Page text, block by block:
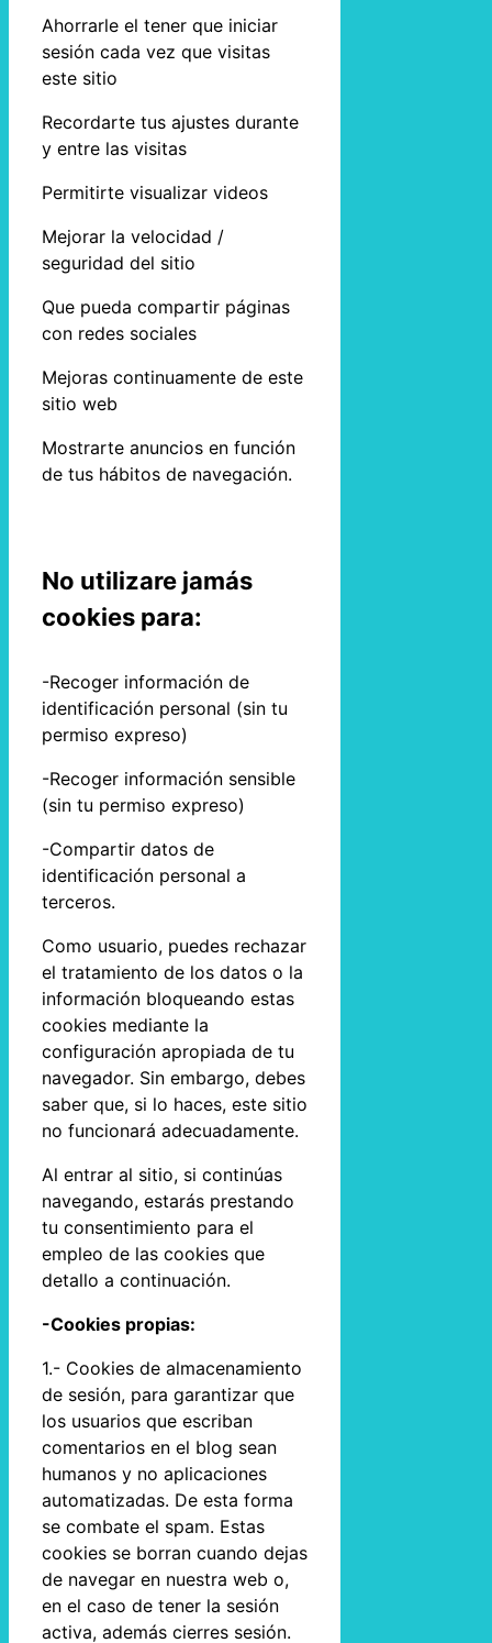
Ahorrarle el tener que iniciar
sesión cada vez que visitas
este sitio
Recordarte tus ajustes durante
y entre las visitas
Permitirte visualizar videos
Mejorar la velocidad /
seguridad del sitio
Que pueda compartir páginas
con redes sociales
Mejoras continuamente de este
sitio web
Mostrarte anuncios en función
de tus hábitos de navegación.
No utilizare jamás
cookies para:
-Recoger información de
identificación personal (sin tu
permiso expreso)
-Recoger información sensible
(sin tu permiso expreso)
-Compartir datos de
identificación personal a
terceros.
Como usuario, puedes rechazar
el tratamiento de los datos o la
información bloqueando estas
cookies mediante la
configuración apropiada de tu
navegador. Sin embargo, debes
saber que, si lo haces, este sitio
no funcionará adecuadamente.
Al entrar al sitio, si continúas
navegando, estarás prestando
tu consentimiento para el
empleo de las cookies que
detallo a continuación.
-Cookies propias:
1.- Cookies de almacenamiento
de sesión, para garantizar que
los usuarios que escriban
comentarios en el blog sean
humanos y no aplicaciones
automatizadas. De esta forma
se combate el spam. Estas
cookies se borran cuando dejas
de navegar en nuestra web o,
en el caso de tener la sesión
activa, además cierres sesión.